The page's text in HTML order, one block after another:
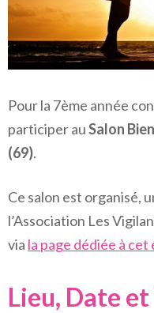
Pour la 7ème année
participer auSalon
(69).
Ce salon est organisé,
l’Association Les
via la page dédiée à
Lieu, Date